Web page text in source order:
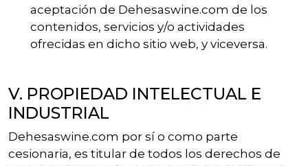
aceptación de Dehesaswine.com de los
contenidos, servicios y/o actividades
ofrecidas en dicho sitio web, y viceversa.
V. PROPIEDAD INTELECTUAL E
INDUSTRIAL
Dehesaswine.com por sí o como parte
cesionaria, es titular de todos los derechos de